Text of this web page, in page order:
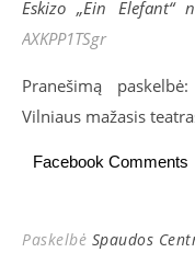
Eskizo„Ein Elefant“
AXKPP1TSgr
Pranešimą
Vilniaus mažasis
Facebook Comments
Paskelbė Spaudos